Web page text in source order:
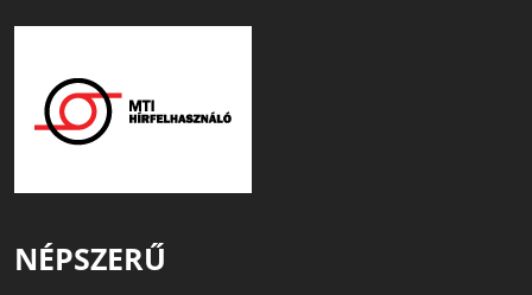
NÉPSZERŰ